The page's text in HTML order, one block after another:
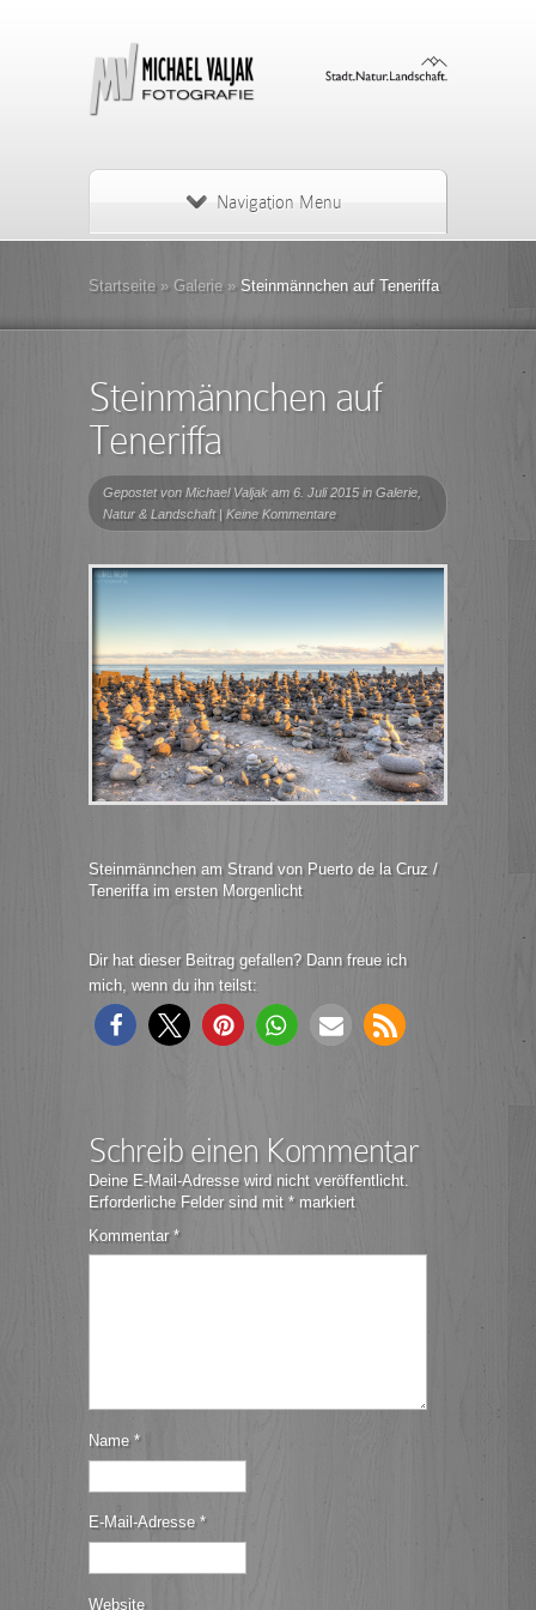
Navigation Menu
Startseite » Galerie » Steinmännchen auf Teneriffa
Steinmännchen auf
Teneriffa
Gepostet von Michael Valjak am 6. Juli 2015 in Galerie
Natur & Landschaft|Keine Kommentare
Steinmännchen am Strand von Puerto de la Cruz /
Teneriffa im ersten Morgenlicht
Dir hat dieser Beitrag gefallen? Dann freue ich
mich, wenn du ihn teilst:
Schreib einen Kommentar
Deine E-Mail-Adresse wird nicht veröffentlicht.
Erforderliche Felder sind mit * markiert
Kommentar*
Name *
E-Mail-Adresse *
Website